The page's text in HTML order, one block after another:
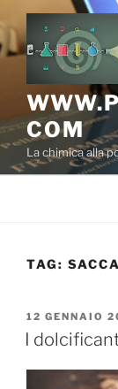
Salta
al
contenuto
COM
La chimica alla
TAG:
PUBBLICATO
IL
12 GENNAIO
I